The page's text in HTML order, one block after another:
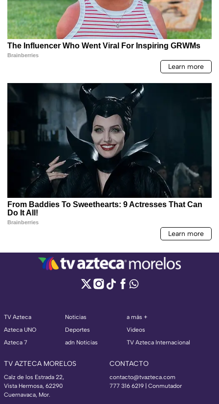
TV Azteca
Azteca UNO
Azteca 7
Noticias
Deportes
adn Noticias
a más +
Videos
TV Azteca Internacional
TV AZTECA MORELOS
Calz de los Estrada 22,
Vista Hermosa, 62290
Cuernavaca, Mor.
CONTACTO
contacto@tvazteca.com
777 316 6219 | Conmutador